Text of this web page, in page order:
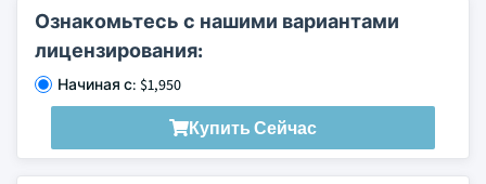
Ознакомьтесь с нашими вариантами
лицензирования:
Начиная с: $1,950
Купить Сейчас